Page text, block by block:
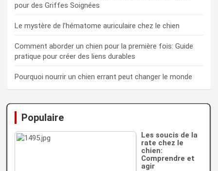
pour des Griffes Soignées
Le mystère de l’hématome auriculaire chez le chien
Comment aborder un chien pour la première fois: Guide
pratique pour créer des liens durables
Pourquoi nourrir un chien errant peut changer le monde
Populaire
Les soucis de la
rate chez le
chien:
Comprendre et
agir